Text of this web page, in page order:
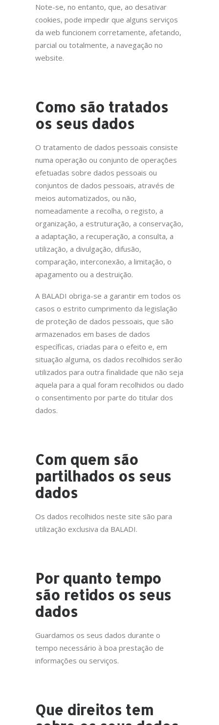
Note-se, no entanto, que, ao desativar
cookies, pode impedir que alguns serviços
da web funcionem corretamente, afetando,
parcial ou totalmente, a navegação no
website.
Como são tratados
os seus dados
O tratamento de dados pessoais consiste
numa operação ou conjunto de operações
efetuadas sobre dados pessoais ou
conjuntos de dados pessoais, através de
meios automatizados, ou não,
nomeadamente a recolha, o registo, a
organização, a estruturação, a conservação,
a adaptação, a recuperação, a consulta, a
utilização, a divulgação, difusão,
comparação, interconexão, a limitação, o
apagamento ou a destruição.
A BALADI obriga-se a garantir em todos os
casos o estrito cumprimento da legislação
de proteção de dados pessoais, que são
armazenados em bases de dados
específicas, criadas para o efeito e, em
situação alguma, os dados recolhidos serão
utilizados para outra finalidade que não seja
aquela para a qual foram recolhidos ou dado
o consentimento por parte do titular dos
dados.
Com quem são
partilhados os seus
dados
Os dados recolhidos neste site são para
utilização exclusiva da BALADI.
Por quanto tempo
são retidos os seus
dados
Guardamos os seus dados durante o
tempo necessário à boa prestação de
informações ou serviços.
Que direitos tem